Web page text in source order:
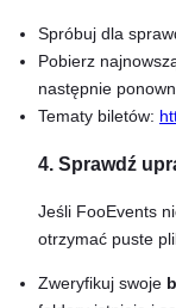
Spróbuj dla
Pobierz
następnie
Tematy biletów:
4. Sprawdź
Jeśli FooEvents
otrzymać puste
Zweryfikuj swoje